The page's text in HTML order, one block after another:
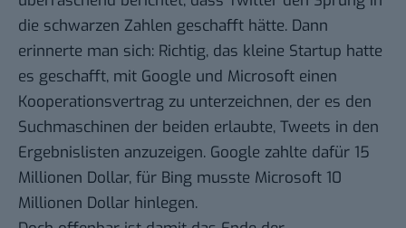
die schwarzen Zahlen geschafft hätte. Dann
erinnerte man sich: Richtig, das kleine Startup hatte
es geschafft, mit Google und Microsoft einen
Kooperationsvertrag zu unterzeichnen, der es den
Suchmaschinen der beiden erlaubte, Tweets in den
Ergebnislisten anzuzeigen. Google zahlte dafür 15
Millionen Dollar, für Bing musste Microsoft 10
Millionen Dollar hinlegen.